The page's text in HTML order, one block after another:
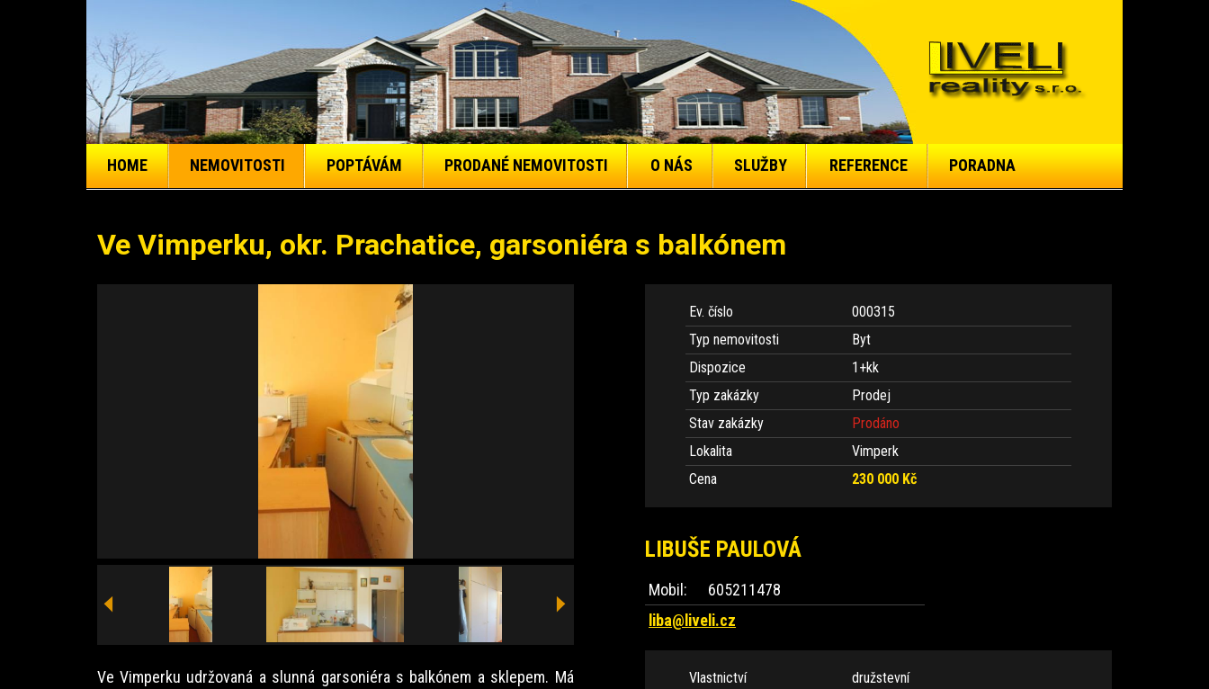
HOME NEMOVITOSTI POPTÁVÁM PRODANÉ NEMOVITOSTI O NÁS SLUŽBY REFERENCE PORADNA
Ve Vimperku, okr. Prachatice, garsoniéra s balkónem
Ev. číslo
000315
Typ nemovitosti
Byt
Dispozice
1+kk
Typ zakázky
Prodej
Stav zakázky
Prodáno
Lokalita
Vimperk
Cena
230 000 Kč
LIBUŠE PAULOVÁ
Mobil:
605211478
liba@liveli.cz
Ve Vimperku udržovaná a slunná garsoniéra s balkónem a sklepem. Má
Vlastnictví
družstevní